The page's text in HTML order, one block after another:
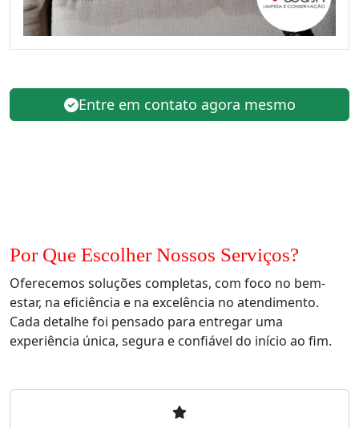
Entre em contato agora mesmo
Por Que Escolher Nossos Serviços?
Oferecemos soluções completas, com foco no bem-
estar, na eficiência e na excelência no atendimento.
Cada detalhe foi pensado para entregar uma
experiência única, segura e confiável do início ao fim.